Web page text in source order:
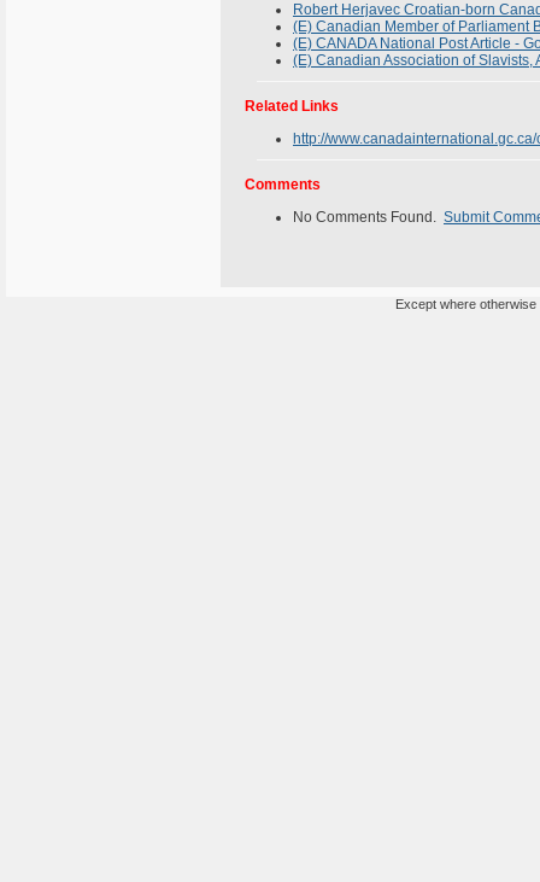
Robert Herjavec Croatian-born
(E) Canadian Member of Parliament
(E) CANADA National Post Article -
(E) Canadian Association of Slavists,
Related Links
http://
Comments
No Comments Found. Submit
Except where